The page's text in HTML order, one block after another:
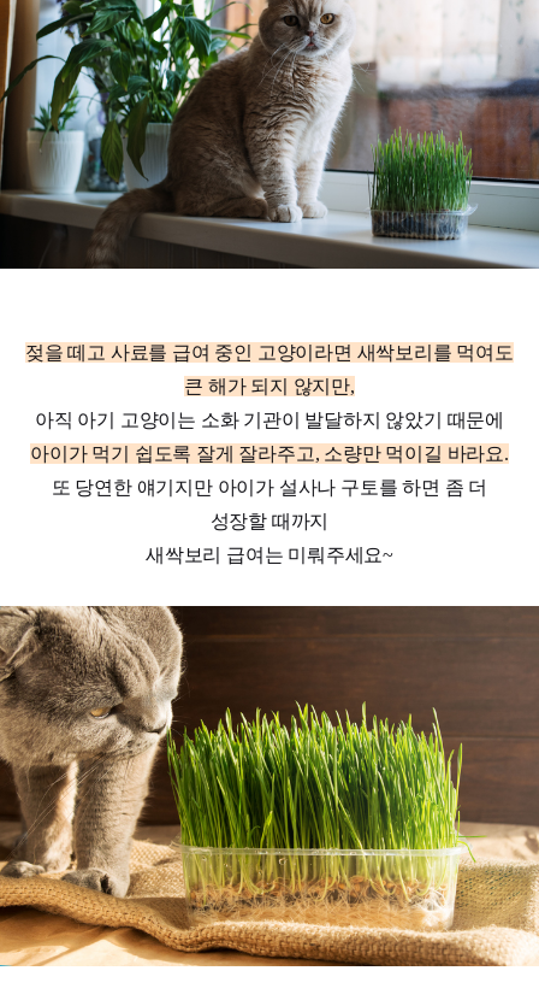
젖을 떼고 사료를 급여 중인 고양이라면 새싹보리를 먹여도
큰 해가 되지 않지만,
아직 아기 고양이는 소화 기관이 발달하지 않았기 때문에
아이가 먹기 쉽도록 잘게 잘라주고, 소량만 먹이길 바라요.
또 당연한 얘기지만 아이가 설사나 구토를 하면 좀 더
성장할 때까지
새싹보리 급여는 미뤄주세요~